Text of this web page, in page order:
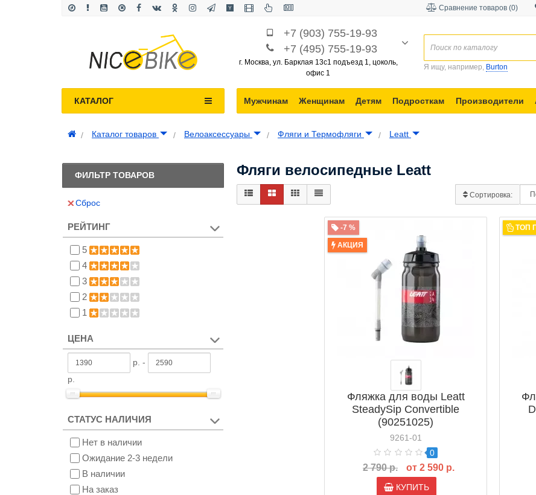
Сравнение товаров (0)
+7 (903) 755-19-93
+7 (495) 755-19-93
г. Москва, ул. Барклая 13с1 подъезд 1, цоколь,
офис 1
Я ищу, например, Burton
Мужчинам Женщинам Детям Подросткам Производители
КАТАЛОГ
Каталог товаров Велоаксессуары Фляги и Термофляги Leatt
ФИЛЬТР ТОВАРОВ
Сброс
РЕЙТИНГ
5
4
3
2
1
ЦЕНА
р. -
р.
СТАТУС НАЛИЧИЯ
Нет в наличии
Ожидание 2-3 недели
В наличии
На заказ
Фляги велосипедные Leatt
Сортировка:
-7 %
АКЦИЯ
Фляжка для воды Leatt
SteadySip Convertible
(90251025)
9261-01
0
2 790 р. от 2 590 р.
КУПИТЬ
ТОП